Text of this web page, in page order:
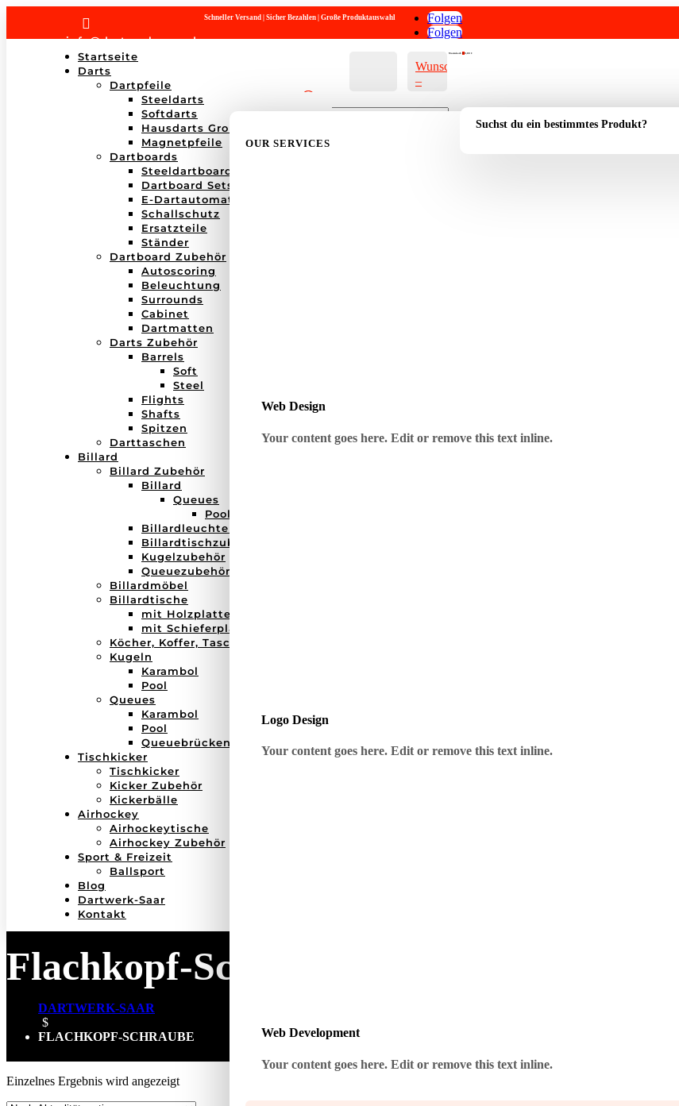

info@dartwerk-saar.de
Schneller Versand | Sicher Bezahlen | Große Produktauswahl
Folgen
Folgen
Startseite
Darts
Dartpfeile
Steeldarts
Softdarts
Hausdarts Großboxen
Magnetpfeile
Dartboards
Steeldartboards
Dartboard Sets
E-Dartautomaten
Schallschutz
Ersatzteile
Ständer
Dartboard Zubehör
Autoscoring
Beleuchtung
Surrounds
Cabinet
Dartmatten
Darts Zubehör
Barrels
Soft
Steel
Flights
Shafts
Spitzen
Darttaschen
Billard
Billard Zubehör
Billard
Queues
Pool
Billardleuchten
Billardtischzubehör
Kugelzubehör
Queuezubehör
Billardmöbel
Billardtische
mit Holzplatte
mit Schieferplatte
Köcher, Koffer, Taschen
Kugeln
Karambol
Pool
Queues
Karambol
Pool
Queuebrücken
Tischkicker
Tischkicker
Kicker Zubehör
Kickerbälle
Airhockey
Airhockeytische
Airhockey Zubehör
Sport & Freizeit
Ballsport
Blog
Dartwerk-Saar
Kontakt
search
Wunschliste
–
Warenkorb 0 0,00 €
Suchst du ein bestimmtes Produkt?
OUR SERVICES
Web Design
Your content goes here. Edit or remove this text inline.
Logo Design
Your content goes here. Edit or remove this text inline.
Web Development
Your content goes here. Edit or remove this text inline.
Flachkopf-Schraube
DARTWERK-SAAR
$
FLACHKOPF-SCHRAUBE
Einzelnes Ergebnis wird angezeigt